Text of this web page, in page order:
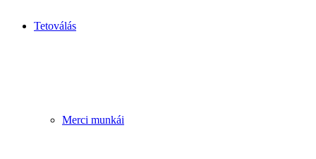
Tetoválás
Merci munkái